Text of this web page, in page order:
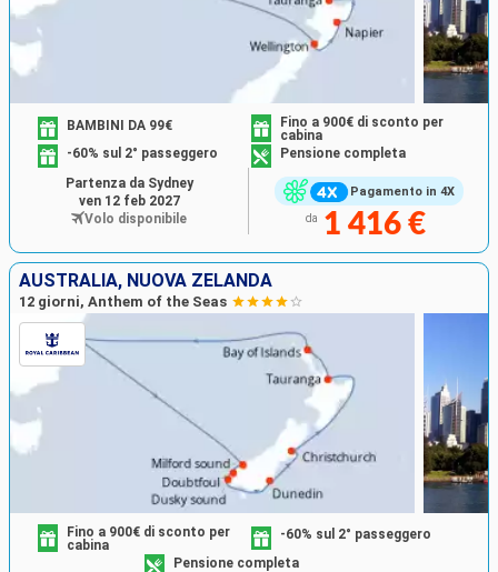
Pagamento in 4X
BAMBINI DA 99€
Fino a 900€ di sconto per
cabina
-60% sul 2° passeggero
Pensione completa
da 1 416 €
Partenza da Sydney
ven 12 feb 2027
Volo disponibile
AUSTRALIA, NUOVA ZELANDA
12 giorni, Anthem of the Seas
Fino a 900€ di sconto per
cabina
-60% sul 2° passeggero
Pensione completa